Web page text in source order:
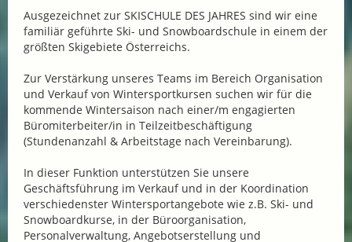
Ausgezeichnet zur SKISCHULE DES JAHRES sind wir eine
familiär geführte Ski- und Snowboardschule in einem der
größten Skigebiete Österreichs.
Zur Verstärkung unseres Teams im Bereich Organisation
und Verkauf von Wintersportkursen suchen wir für die
kommende Wintersaison nach einer/m engagierten
Büromiterbeiter/in in Teilzeitbeschäftigung
(Stundenanzahl & Arbeitstage nach Vereinbarung).
In dieser Funktion unterstützen Sie unsere
Geschäftsführung im Verkauf und in der Koordination
verschiedenster Wintersportangebote wie z.B. Ski- und
Snowboardkurse, in der Büroorganisation,
Personalverwaltung, Angebotserstellung und